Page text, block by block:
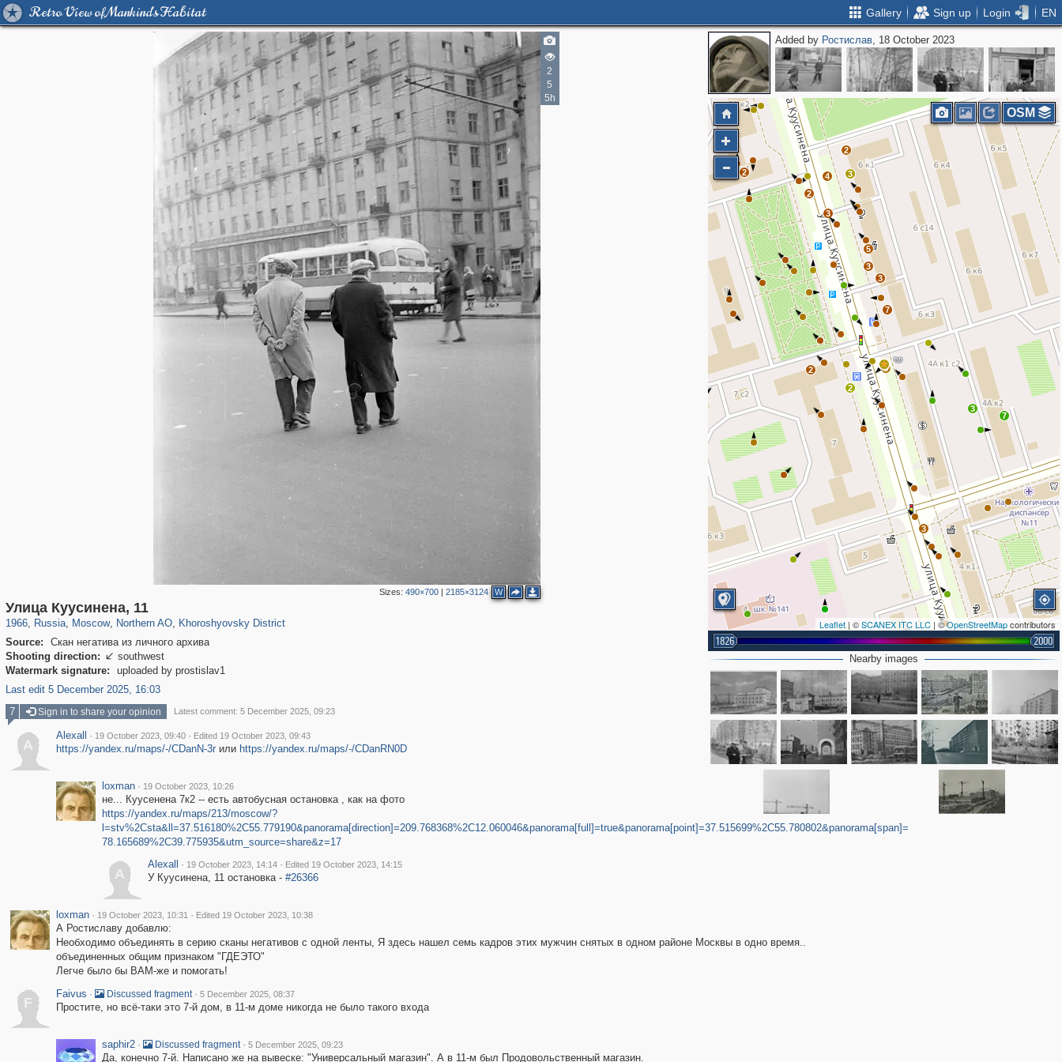
Retro View of Mankind's Habitat Gallery Sign up Login EN
2
5
5h
Sizes: 490×700| 2185×3124 W
Улица Куусинена, 11
1966, Russia
1,406,195 29,243
, Moscow
319,779 8,286
, Northern AO
22,533 598
, Khoroshyovsky District
Source:
Скан негатива из личного архива
Shooting direction:  southwest
Watermark signature:
uploaded by prostislav1
Last edit 5 December 2025, 16:03
Added by Ростислав, 18 October 2023
2
4 3
2
3
5
7
3
3
2
2
3
2
3
3
7
Leaflet | ©SCANEX ITC LLC | ©OpenStreetMapcontributors
1826 2000
OSM
Nearby images
7 Sign in to share your opinion Latest comment: 5 December 2025, 09:23
A
Alexall · 19 October 2023, 09:40 · Edited 19 October 2023, 09:43
https://yandex.ru/maps/-/CDanN-3rили https://yandex.ru/maps/-/CDanRN0D
loxman · 19 October 2023, 10:26
не... Куусенена 7к2 -- есть автобусная остановка , как на фото
https://yandex.ru/maps/213/moscow/?
l=stv%2Csta&ll=37.516180%2C55.779190&panorama[direction]=209.768368%2C12.060046&panorama[full]=true&panorama[point]=37.515699%2C55.780802&panorama[span]=
78.165689%2C39.775935&utm_source=share&z=17
A
Alexall · 19 October 2023, 14:14 · Edited 19 October 2023, 14:15
У Куусинена, 11 остановка - #26366
loxman · 19 October 2023, 10:31 · Edited 19 October 2023, 10:38
А Ростиславу добавлю:
Необходимо объединять в серию сканы негативов с одной ленты, Я здесь нашел семь кадров этих мужчин снятых в одном районе Москвы в одно время..
объединенных общим признаком "ГДЕЭТО"
Легче было бы ВАМ-же и помогать!
F
Faivus · Discussed fragment · 5 December 2025, 08:37
Простите, но всё-таки это 7-й дом, в 11-м доме никогда не было такого входа
saphir2 · Discussed fragment · 5 December 2025, 09:23
Да, конечно 7-й. Написано же на вывеске: "Универсальный магазин". А в 11-м был Продовольственный магазин.